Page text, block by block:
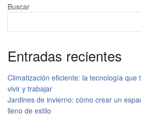
Buscar
Entradas recientes
Climatización eficiente: la tecnología que
vivir y trabajar
Jardines de invierno: cómo crear un
lleno de estilo